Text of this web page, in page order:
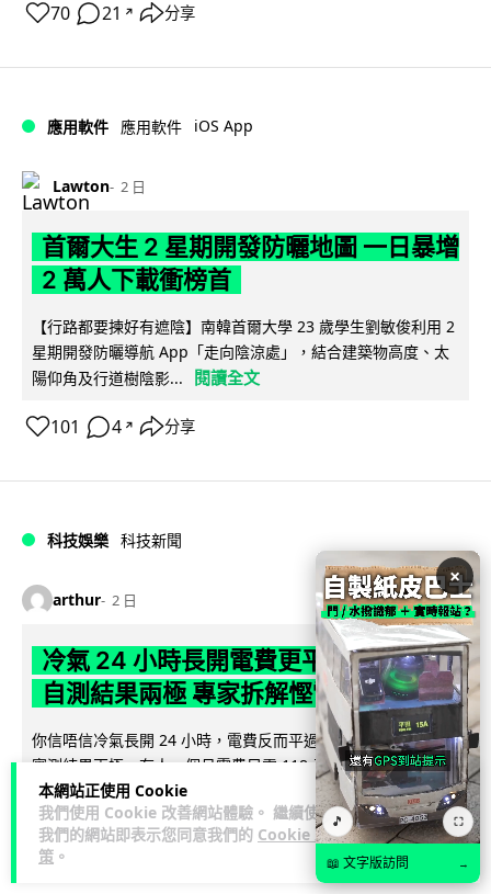
本網站正使用 Cookie
我們使用 Cookie 改善網站體驗。 繼續使用
我們的網站即表示您同意我們的 Cookie 政
策 。
70 21 ↗ 分享
應用軟件 應用軟件 iOS App
Lawton 2 日
首爾大生 2 星期開發防曬地圖 一日暴增
2 萬人下載衝榜首
【行路都要揀好有遮陰】南韓首爾大學 23 歲學生劉敏俊利用 2
星期開發防曬導航 App「走向陰涼處」，結合建築物高度、太
陽仰角及行道樹陰影...
閱讀全文
101 4 ↗ 分享
科技娛樂 科技新聞
arthur 2 日
冷氣 24 小時長開電費更平？內地網民
自測結果兩極 專家拆解慳電邏輯
你信唔信冷氣長開 24 小時，電費反而平過開開關關？內地網民
實測結果兩極，有人一個月電費只需 118 元人民幣，有人飆到
過千。電力部門話不能...
40 分享
×
🎵 ⛶
📖 文字版訪問 →